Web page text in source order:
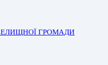
ГРОМАДИ